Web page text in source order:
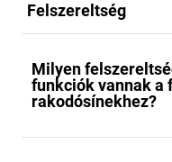
Felszereltség
Milyen
funkciók vannak a
rakodósínekhez?